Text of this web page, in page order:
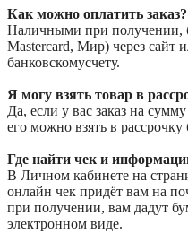
Как можно оплатить заказ?
Наличными при получении,
Mastercard, Мир) через сайт
банковскомусчету.
Я могу взять товар в
Да, если у вас заказ на
его можно взять в
Где найти чек и
В Личном кабинете на
онлайн чек придёт вам на
при получении, вам дадут
электронном виде.